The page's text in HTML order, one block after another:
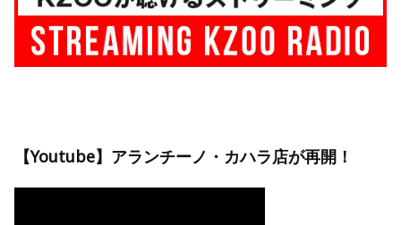
【Youtube】アランチーノ・カハラ店が再開！